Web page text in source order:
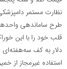
نظارت مستمر
طرح ساماندهی
قلب خود را با این
دلار به کف سه‌هفته‌ای
استفاده غیرمجاز از